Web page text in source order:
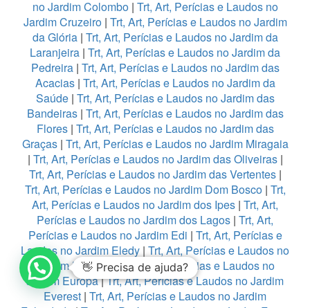
no Jardim Colombo| Trt, Art, Perícias e Laudos no
Jardim Cruzeiro| Trt, Art, Perícias e Laudos no Jardim
da Glória| Trt, Art, Perícias e Laudos no Jardim da
Laranjeira | Trt, Art, Perícias e Laudos no Jardim da
Pedreira| Trt, Art, Perícias e Laudos no Jardim das
Acacias| Trt, Art, Perícias e Laudos no Jardim da
Saúde| Trt, Art, Perícias e Laudos no Jardim das
Bandeiras| Trt, Art, Perícias e Laudos no Jardim das
Flores| Trt, Art, Perícias e Laudos no Jardim das
Graças| Trt, Art, Perícias e Laudos no Jardim Miragaia
| Trt, Art, Perícias e Laudos no Jardim das Oliveiras|
Trt, Art, Perícias e Laudos no Jardim das Vertentes|
Trt, Art, Perícias e Laudos no Jardim Dom Bosco| Trt,
Art, Perícias e Laudos no Jardim dos Ipes | Trt, Art,
Perícias e Laudos no Jardim dos Lagos | Trt, Art,
Perícias e Laudos no Jardim Edi | Trt, Art, Perícias e
Laudos no Jardim Eledy | Trt, Art, Perícias e Laudos no
Jardim Esmeralda|Trt, Art, Perícias e Laudos no
Jardim Europa|Trt, Art, Perícias e Laudos no Jardim
Everest | Trt, Art, Perícias e Laudos no Jardim
👋 Precisa de ajuda?